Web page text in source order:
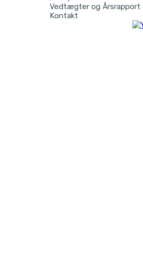
Vedtægter og Årsrapport
Kontakt